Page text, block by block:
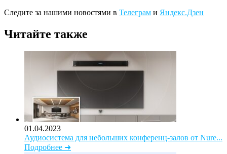
Следите за нашими новостями в Телеграм и Яндекс.Дзен
Читайте также
01.04.2023
Аудиосистема для небольших конференц-залов от Nure...
Подробнее ➜